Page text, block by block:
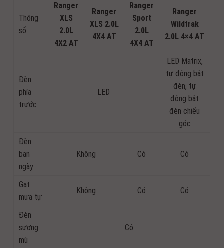
Thông
số
Ranger
XLS
2.0L
4X2 AT
Ranger
XLS 2.0L
4X4 AT
Ranger
Sport
2.0L
4X4 AT
Ranger
Wildtrak
2.0L 4×4 AT
Đèn
phía
trước
LED
LED Matrix,
tự động bật
đèn, tự
động bật
đèn chiếu
góc
Đèn
ban
ngày
Không Có Có
Gạt
mưa tự
Không Có Có
Đèn
sương
mù
Có